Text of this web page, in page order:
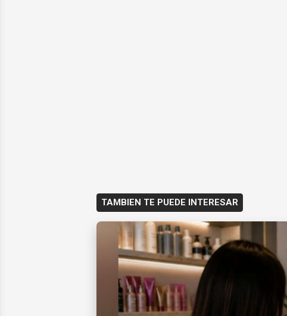
TAMBIEN TE PUEDE INTERESAR